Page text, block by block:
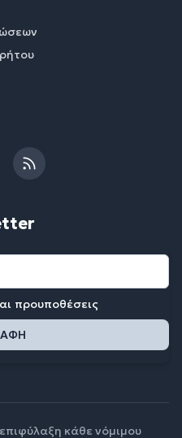
RSS
προυποθέσεις
κάθε νόμιμου